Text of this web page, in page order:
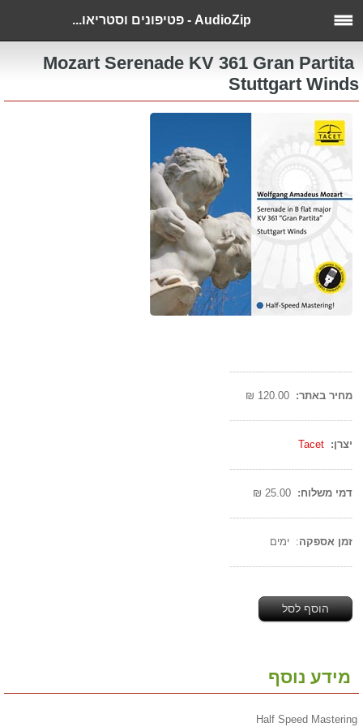
AudioZip - פטיפונים וסטריאו...
Mozart Serenade KV 361 Gran Partita
Stuttgart Winds
--------------------------------------
מחיר באתר:
--------------------------------------
יצרן: Tacet
--------------------------------------
דמי משלוח:
--------------------------------------
זמן אספקה: ימים
--------------------------------------
הוסף לסל
מידע נוסף
Half Speed Mastering